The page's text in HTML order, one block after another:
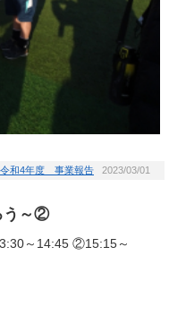
令和4年度 事業報告 2023/03/01
う～②
～14:45 ②15:15～